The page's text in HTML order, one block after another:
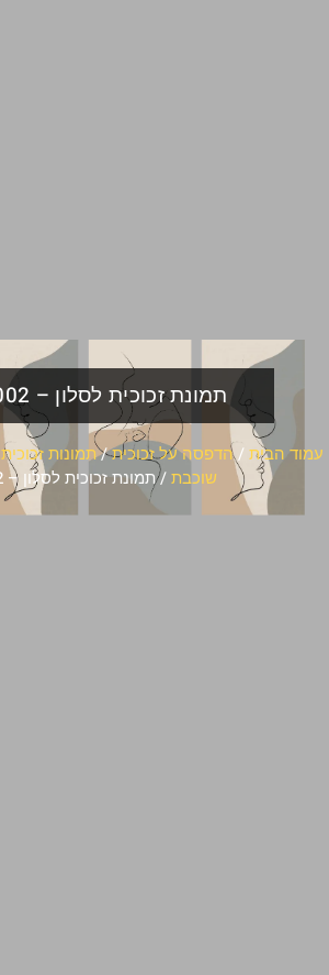
תמונת זכוכית לסלון – BG-002
עמוד הבית /הדפסה על זכוכית/תמונות זכוכית
שוכבת/ תמונת זכוכית לסלון – BG-002